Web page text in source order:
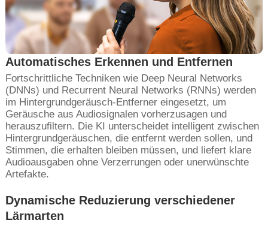
Automatisches Erkennen und Entfernen
Fortschrittliche Techniken wie Deep Neural Networks
(DNNs) und Recurrent Neural Networks (RNNs) werden
im Hintergrundgeräusch-Entferner eingesetzt, um
Geräusche aus Audiosignalen vorherzusagen und
herauszufiltern. Die KI unterscheidet intelligent zwischen
Hintergrundgeräuschen, die entfernt werden sollen, und
Stimmen, die erhalten bleiben müssen, und liefert klare
Audioausgaben ohne Verzerrungen oder unerwünschte
Artefakte.
Dynamische Reduzierung verschiedener
Lärmarten